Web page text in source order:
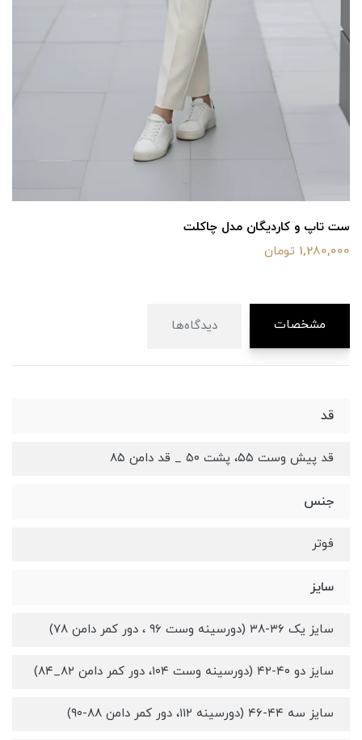
ست تاپ و کاردیگان مدل چاکلت
1,280,000 تومان
مشخصات دیدگاه‌ها
قد
قد پیش وست ۵۵، پشت ۵۰ _ قد دامن ۸۵
جنس
فوتر
سایز
سایز یک ۳۶-۳۸ (دورسینه وست ۹۶ ، دور کمر دامن ۷۸)
سایز دو ۴۰-۴۲ (دورسینه وست ۱۰۴، دور کمر دامن ۸۲_۸۴)
سایز سه ۴۴-۴۶ (دورسینه ۱۱۲، دور کمر دامن ۸۸-۹۰)